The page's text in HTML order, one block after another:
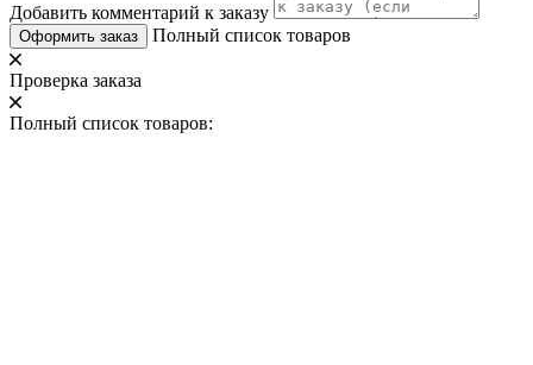
Добавить комментарий к заказу
Оформить заказ Полный список товаров
Проверка заказа
Полный список товаров: